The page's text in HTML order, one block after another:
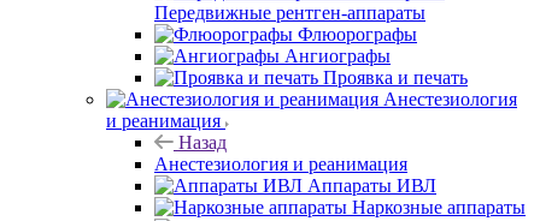
Передвижные рентген-аппараты
Флюорографы
Ангиографы
Проявка и печать
Анестезиология
и реанимация
Назад
Анестезиология и реанимация
Аппараты ИВЛ
Наркозные аппараты